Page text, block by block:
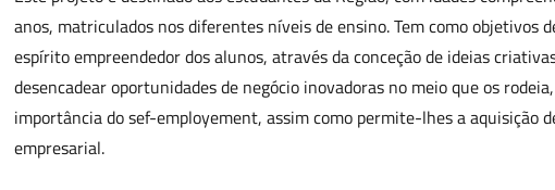
anos, matriculados nos diferentes níveis de ensino. Tem como objetivos
espírito empreendedor dos alunos, através da conceção de ideias
desencadear oportunidades de negócio inovadoras no meio que os
importância do sef-employement, assim como permite-lhes a aquisição
empresarial.